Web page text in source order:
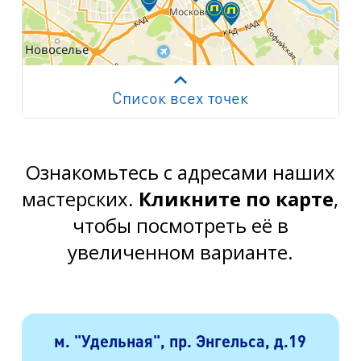
м. Пр. Ветеранов
пр. Ветеранов, д.9
м. Ул. Дыбенко
м. Комендантский пр.
пр. Авиаконструкторов, д.4
Работает на API 2ГИС
Лицензионное соглашение
Список всех точек
Ознакомьтесь с адресами наших
мастерских. Кликните по карте,
чтобы посмотреть её в
увеличенном варианте.
м. "Удельная", пр. Энгельса, д.19